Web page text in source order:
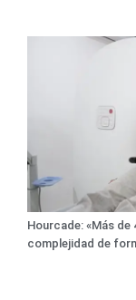
Hourcade: «Más
complejidad de